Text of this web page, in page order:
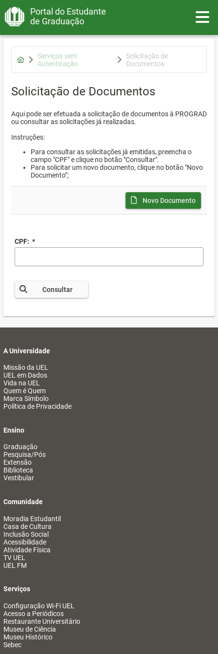
Portal do Estudante
de Graduação
Serviços sem
Autenticação
Solicitação de
Documentos
Solicitação de Documentos
Aqui pode ser efetuada a solicitação de documentos à PROGRAD
ou consultar as solicitações já realizadas.
Instruções:
Para consultar as solicitações já emitidas, preencha o
campo "CPF" e clique no botão "Consultar".
Para solicitar um novo documento, clique no botão "Novo
Documento";
Novo Documento
CPF: *
Consultar
A Universidade
Missão da UEL
UEL em Dados
Vida na UEL
Quem é Quem
Marca Símbolo
Política de Privacidade
Ensino
Graduação
Pesquisa/Pós
Extensão
Biblioteca
Vestibular
Comunidade
Moradia Estudantil
Casa de Cultura
Inclusão Social
Acessibilidade
Atividade Física
TV UEL
UEL FM
Serviços
Configuração Wi-Fi UEL
Acesso a Periódicos
Restaurante Universitário
Museu de Ciência
Museu Histórico
Sebec